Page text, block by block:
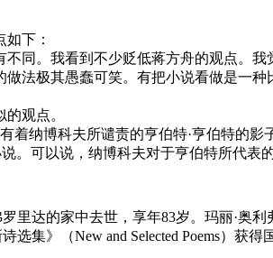
下：
同。我看到不少贬低蒋方舟的观点。
法极其愚蠢可笑。有把小说看做是一
观点。
纳博科夫所谴责的亨伯特·亨伯特的
。可以说，纳博科夫对于亨伯特所代表
里达的家中去世，享年83岁。玛丽·奥
集》（New and Selected Poems）获得